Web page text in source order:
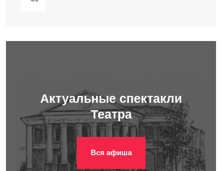
Актуальные спектакли
Театра
Вся афиша